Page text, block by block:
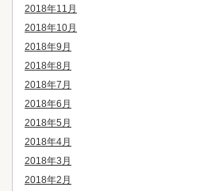
2018年11月
2018年10月
2018年9月
2018年8月
2018年7月
2018年6月
2018年5月
2018年4月
2018年3月
2018年2月